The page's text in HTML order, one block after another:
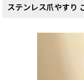
ステンレス爪やすり